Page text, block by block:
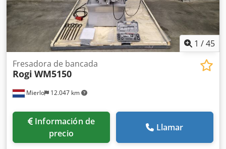
web. Las visitas son posibles previa cita. Esperamos su
visita. Su equipo de Markus Hirsch
1 /45
Mierlo 12.047 km
Fresadora de bancada
Rogi WM5150
Información de
precio
Llamar